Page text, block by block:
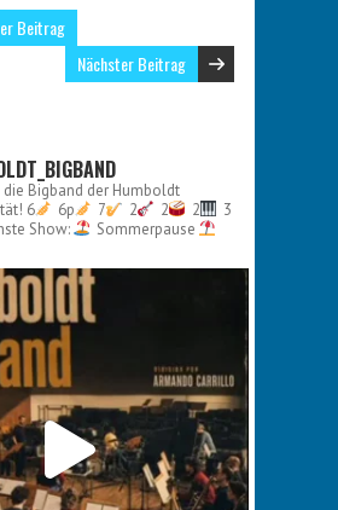
Beitrag
Nächster Beitrag
die Bigband der Humboldt
6 6p 7 2 2 2
3
Show:
Sommerpause